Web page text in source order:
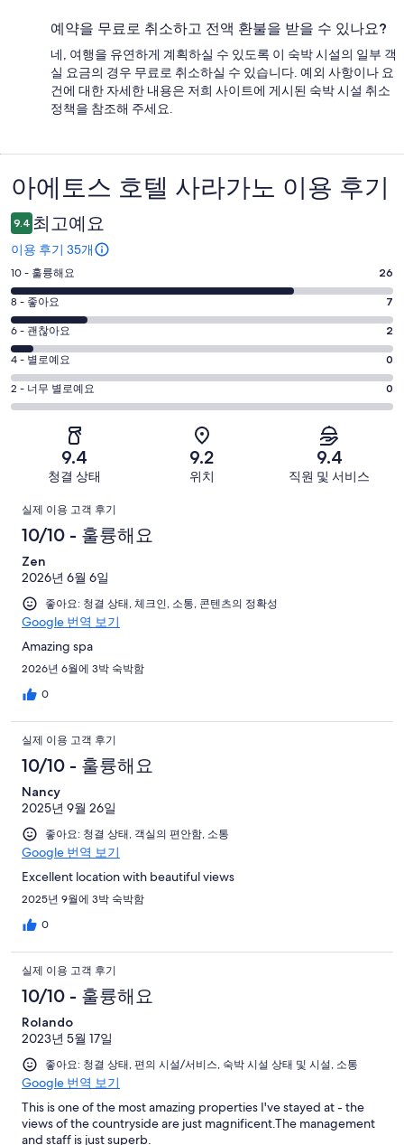
예약을 무료로 취소하고 전액 환불을 받을 수 있나요?
네, 여행을 유연하게 계획하실 수 있도록 이 숙박 시설의 일부 객
실 요금의 경우 무료로 취소하실 수 있습니다. 예외 사항이나 요
건에 대한 자세한 내용은 저희 사이트에 게시된 숙박 시설 취소
정책을 참조해 주세요.
이
용
후
기
아에토스 호텔 사라가노 이용 후기
9.4 최고예요
이용 후기 35개
평
점
10
-
훌
륭
해
요.
후
기
26
10 - 훌륭해요 26
평
점
8
-
좋
아
후
중
개
8 - 좋아요 7
평
점
6
-
괜
개
이
후
기
중
개
6 - 괜찮아요 2
평
점
4
35
개
이
용
후
기
개
4 - 별로예요 0
평
점
별
로
요.
35
개
이
용
후
중
0
개
2 - 너무 별로예요 0
9.4
청결 상태
9.2
위치
9.4
직원 및 서비스
이
용
후
기
실제 이용 고객 후기
10/10 - 훌륭해요
Zen
2026년 6월 6일
좋아요: 청결 상태, 체크인, 소통, 콘텐츠의 정확성
Google 번역 보기
Amazing spa
2026년 6월에 3박 숙박함
0
실제 이용 고객 후기
10/10 - 훌륭해요
Nancy
2025년 9월 26일
좋아요: 청결 상태, 객실의 편안함, 소통
Google 번역 보기
Excellent location with beautiful views
2025년 9월에 3박 숙박함
0
실제 이용 고객 후기
10/10 - 훌륭해요
Rolando
2023년 5월 17일
좋아요: 청결 상태, 편의 시설/서비스, 숙박 시설 상태 및 시설, 소통
Google 번역 보기
This is one of the most amazing properties I've stayed at - the
views of the countryside are just magnificent.The management
and staff is just superb.